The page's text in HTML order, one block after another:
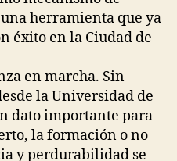
herramienta que ya
éxito en la Ciudad de
en marcha. Sin
la Universidad de
dato importante para
la formación o no
y perdurabilidad se